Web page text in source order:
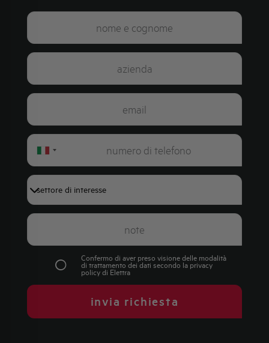
Italy
Confermo di aver preso visione delle modalità
di trattamento dei dati secondo la privacy
policydi Elettra
invia richiesta